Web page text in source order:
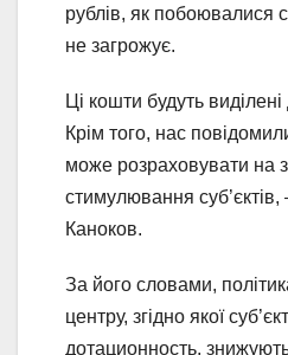
рублів, як побоювалися
не загрожує.
Ці кошти будуть
Крім того, нас
може розраховувати на
стимулювання
Каноков.
За його словами,
центру, згідно якої
дотационность,